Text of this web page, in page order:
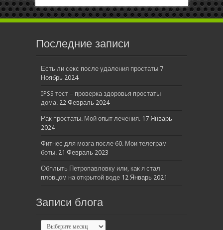
Последние записи
Есть ли секс после удаления простаты 7
Ноябрь 2024
IPSS тест – проверка здоровья простаты
дома. 22 Февраль 2024
Рак простаты. Мой опыт лечения. 17 Январь
2024
Фитнес для мозга после 60. Мои телеграм
боты. 21 Февраль 2023
Обплыть Петропавловку или, как я стал
пловцом на открытой воде 12 Январь 2021
Записи блога